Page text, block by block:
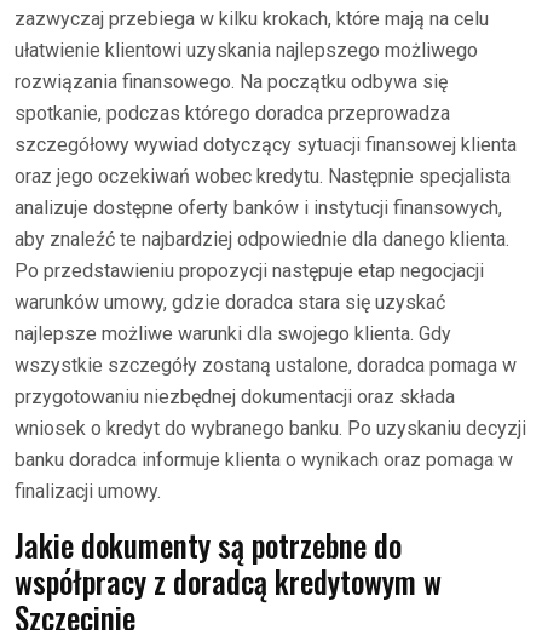
zazwyczaj przebiega w kilku krokach, które mają na celu
ułatwienie klientowi uzyskania najlepszego możliwego
rozwiązania finansowego. Na początku odbywa się
spotkanie, podczas którego doradca przeprowadza
szczegółowy wywiad dotyczący sytuacji finansowej klienta
oraz jego oczekiwań wobec kredytu. Następnie specjalista
analizuje dostępne oferty banków i instytucji finansowych,
aby znaleźć te najbardziej odpowiednie dla danego klienta.
Po przedstawieniu propozycji następuje etap negocjacji
warunków umowy, gdzie doradca stara się uzyskać
najlepsze możliwe warunki dla swojego klienta. Gdy
wszystkie szczegóły zostaną ustalone, doradca pomaga w
przygotowaniu niezbędnej dokumentacji oraz składa
wniosek o kredyt do wybranego banku. Po uzyskaniu decyzji
banku doradca informuje klienta o wynikach oraz pomaga w
finalizacji umowy.
Jakie dokumenty są potrzebne do
współpracy z doradcą kredytowym w
Szczecinie